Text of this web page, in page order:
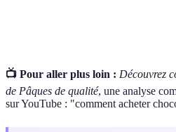
📺 Pour aller plus loin : Découvrez
de Pâques de qualité, une analyse
sur YouTube : "comment acheter